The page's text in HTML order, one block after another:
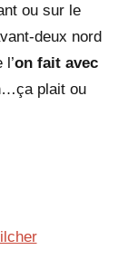
ou sur le
deux nord
on fait avec
plait ou